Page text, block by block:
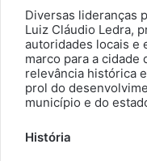
Diversas lideranças
Luiz Cláudio Ledra,
autoridades locais e
marco para a cidade
relevância histórica
prol do
município e do
História